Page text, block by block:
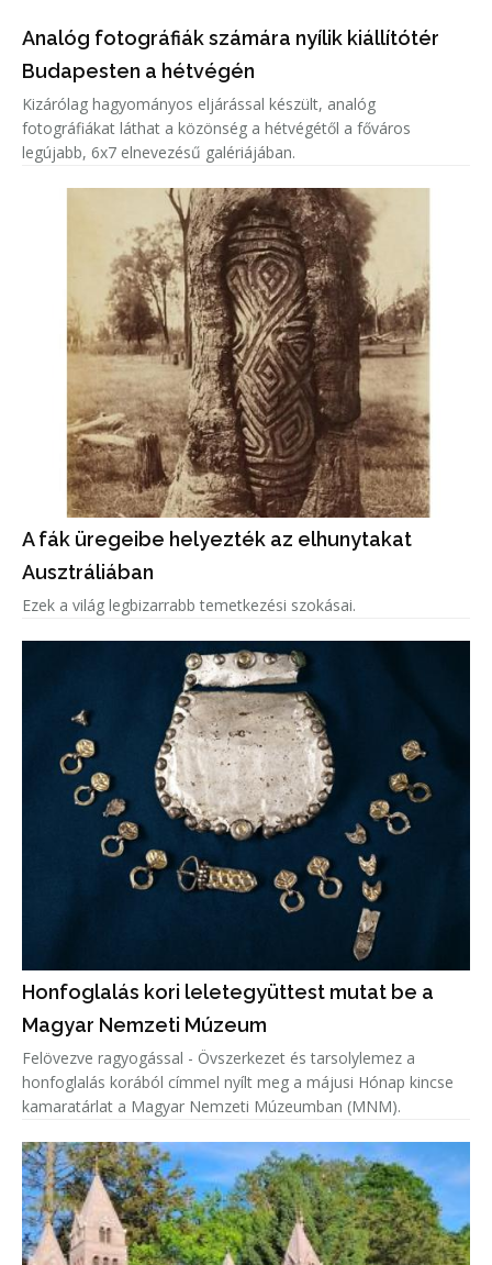
Analóg fotográfiák számára nyílik kiállítótér
Budapesten a hétvégén
Kizárólag hagyományos eljárással készült, analóg
fotográfiákat láthat a közönség a hétvégétől a főváros
legújabb, 6x7 elnevezésű galériájában.
A fák üregeibe helyezték az elhunytakat
Ausztráliában
Ezek a világ legbizarrabb temetkezési szokásai.
Honfoglalás kori leletegyüttest mutat be a
Magyar Nemzeti Múzeum
Felövezve ragyogással - Övszerkezet és tarsolylemez a
honfoglalás korából címmel nyílt meg a májusi Hónap kincse
kamaratárlat a Magyar Nemzeti Múzeumban (MNM).